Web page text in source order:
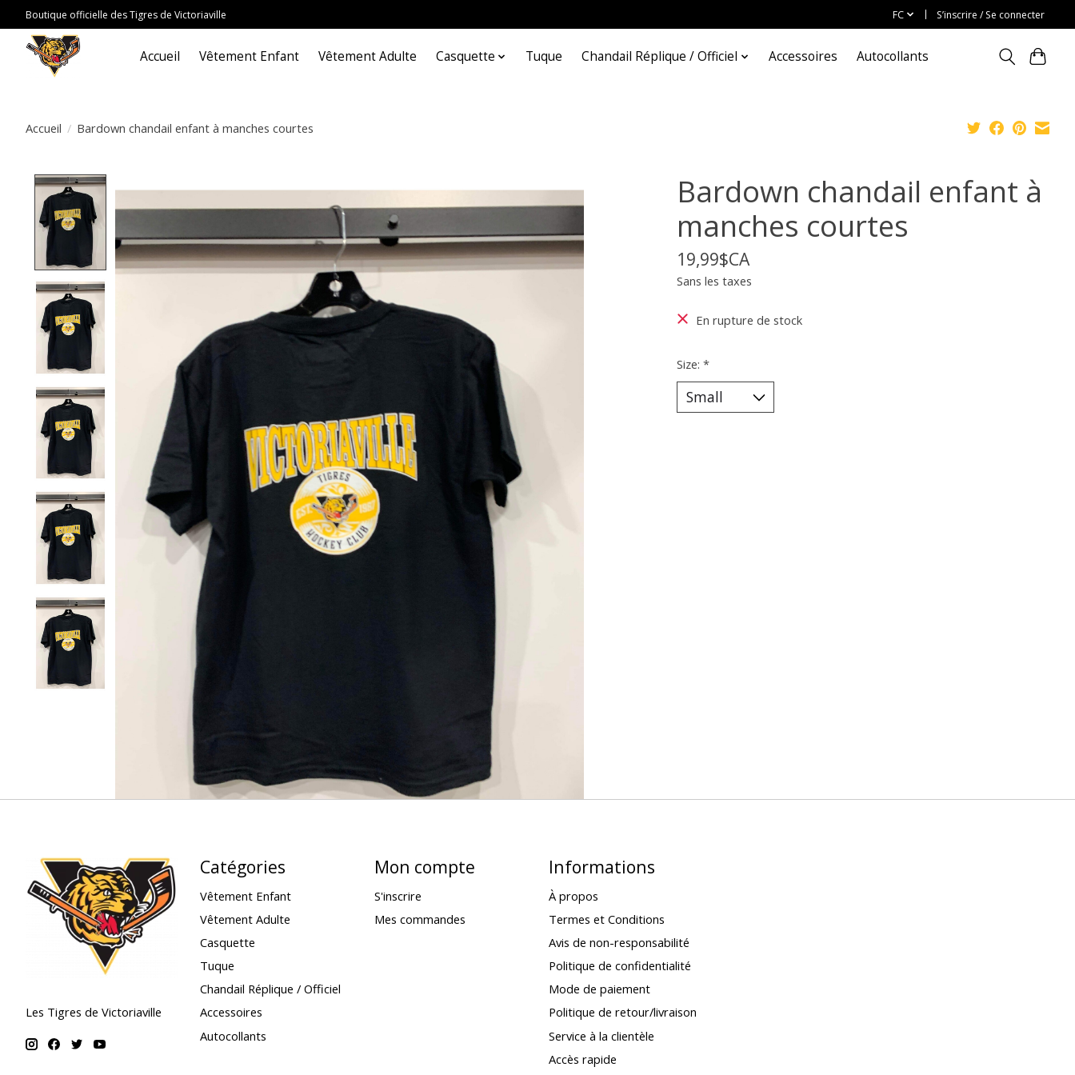
Boutique officielle des Tigres de Victoriaville FC S’inscrire / Se connecter
Accueil Vêtement Enfant Vêtement Adulte Casquette Tuque Chandail Réplique / Officiel Accessoires Autocollants
Accueil / Bardown chandail enfant à manches courtes
Bardown chandail enfant à
manches courtes
19,99$CA
Sans les taxes
En rupture de stock
Size: *
Les Tigres de Victoriaville
Catégories
Vêtement Enfant
Vêtement Adulte
Casquette
Tuque
Chandail Réplique / Officiel
Accessoires
Autocollants
Mon compte
S'inscrire
Mes commandes
Informations
À propos
Termes et Conditions
Avis de non-responsabilité
Politique de confidentialité
Mode de paiement
Politique de retour/livraison
Service à la clientèle
Accès rapide